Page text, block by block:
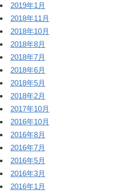
2019年1月
2018年11月
2018年10月
2018年8月
2018年7月
2018年6月
2018年5月
2018年2月
2017年10月
2016年10月
2016年8月
2016年7月
2016年5月
2016年3月
2016年1月